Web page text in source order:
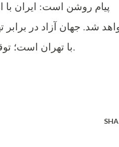
پیام روشن است: ایران با
شد. جهان آزاد در
با تهران است؛ توقف خشونت و نفرت یا مواجهه با مقاومت متحد تا تغییر رفتار.